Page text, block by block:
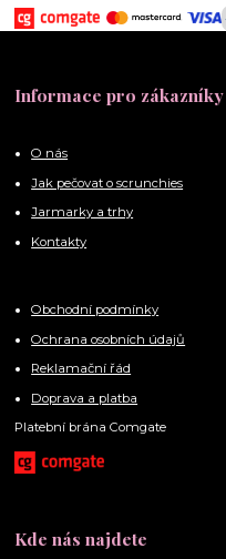
Informace pro zákazníky
O nás
Jak pečovat o scrunchies
Jarmarky a trhy
Kontakty
Obchodní podmínky
Ochrana osobních údajů
Reklamační řád
Doprava a platba
Platební brána Comgate
Kde nás najdete